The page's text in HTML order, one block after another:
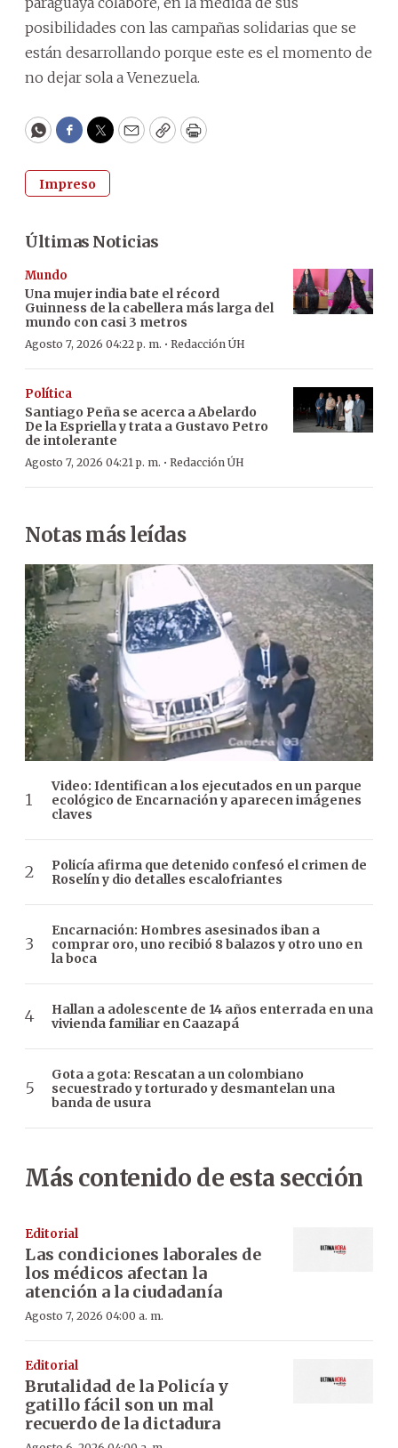
posibilidades con las campañas solidarias que se
están desarrollando porque este es el momento de
no dejar sola a Venezuela.
WhatsApp
Facebook
Twitter
EmailCopyPrint
Impreso
Últimas Noticias
Mundo
Una mujer india bate el récord
Guinness de la cabellera más larga del
mundo con casi 3 metros
Agosto 7, 2026 04:22 p. m. · Redacción ÚH
Política
Santiago Peña se acerca a Abelardo
De la Espriella y trata a Gustavo Petro
de intolerante
Agosto 7, 2026 04:21 p. m. · Redacción ÚH
Notas más leídas
Video: Identifican a los ejecutados en un parque
ecológico de Encarnación y aparecen imágenes
claves
Policía afirma que detenido confesó el crimen de
Roselín y dio detalles escalofriantes
Encarnación: Hombres asesinados iban a
comprar oro, uno recibió 8 balazos y otro uno en
la boca
Hallan a adolescente de 14 años enterrada en una
vivienda familiar en Caazapá
Gota a gota: Rescatan a un colombiano
secuestrado y torturado y desmantelan una
banda de usura
Más contenido de esta sección
Editorial
Las condiciones laborales de
los médicos afectan la
atención a la ciudadanía
Agosto 7, 2026 04:00 a. m.
Editorial
Brutalidad de la Policía y
gatillo fácil son un mal
recuerdo de la dictadura